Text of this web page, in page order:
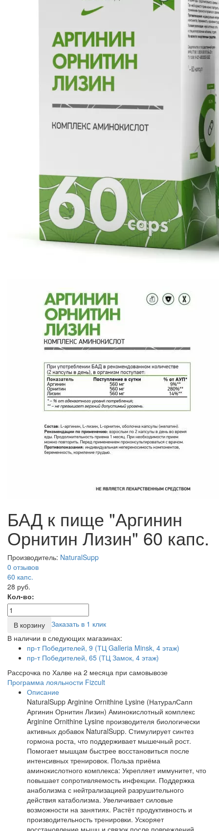
БАД к пище "Аргинин
Орнитин Лизин" 60 капс.
Производитель: NaturalSupp
0 отзывов
60 капс.
28 руб.
Кол-во:
В корзину
Заказать в 1 клик
В наличии в следующих магазинах:
пр-т Победителей, 9 (ТЦ Galleria Minsk, 4 этаж)
пр-т Победителей, 65 (ТЦ Замок, 4 этаж)
Рассрочка по Халве на 2 месяца при самовывозе
Программа лояльности Fizcult
Описание
NaturalSupp Arginine Ornithine Lysine (НатуралСапп
Аргинин Орнитин Лизин) Аминокислотный комплекс
Arginine Ornithine Lysine производителя биологически
активных добавок NaturalSupp. Стимулирует синтез
гормона роста, что поддерживает мышечный рост.
Помогает мышцам быстрее восстановиться после
интенсивных тренировок. Польза приёма
аминокислотного комплекса: Укрепляет иммунитет, что
повышает сопротивляемость инфекции. Поддержка
анаболизма с нейтрализацией разрушительного
действия катаболизма. Увеличивает силовые
возможности на занятиях. Растёт продуктивность и
производительность тренировки. Ускоряет
восстановление мышц и связок после повреждений.